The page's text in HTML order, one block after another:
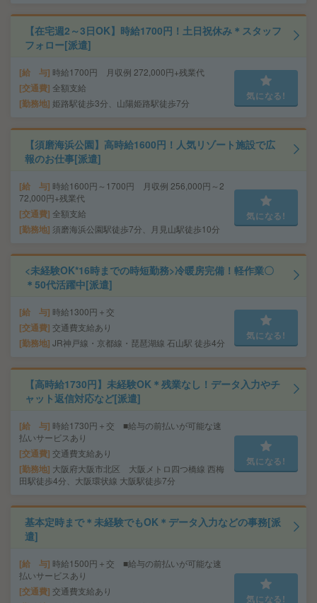
【在宅週2～3日OK】時給1700円！土日祝休み＊スタッフ
フォロー[派遣]
給 与 時給1700円 月収例 272,000円+残業代
交通費 全額支給
勤務地 姫路駅徒歩3分、山陽姫路駅徒歩7分
気になる!
【須磨海浜公園】高時給1600円！人気リゾート施設で広
報のお仕事[派遣]
給 与 時給1600円～1700円 月収例 256,000円～2
72,000円+残業代
交通費 全額支給
勤務地 須磨海浜公園駅徒歩7分、月見山駅徒歩10分
気になる!
<未経験OK*16時までの時短勤務>冷暖房完備！軽作業〇
＊50代活躍中[派遣]
給 与 時給1300円＋交
交通費 交通費支給あり
勤務地 JR神戸線・京都線・琵琶湖線 石山駅 徒歩4分
気になる!
【高時給1730円】未経験OK＊残業なし！データ入力やチ
ャット返信対応など[派遣]
給 与 時給1730円＋交 ■給与の前払いが可能な速
払いサービスあり
交通費 交通費支給あり
勤務地 大阪府大阪市北区 大阪メトロ四つ橋線 西梅
田駅徒歩4分、大阪環状線 大阪駅徒歩7分
気になる!
基本定時まで＊未経験でもOK＊データ入力などの事務[派
遣]
給 与 時給1500円＋交 ■給与の前払いが可能な速
払いサービスあり
交通費 交通費支給あり
気になる!